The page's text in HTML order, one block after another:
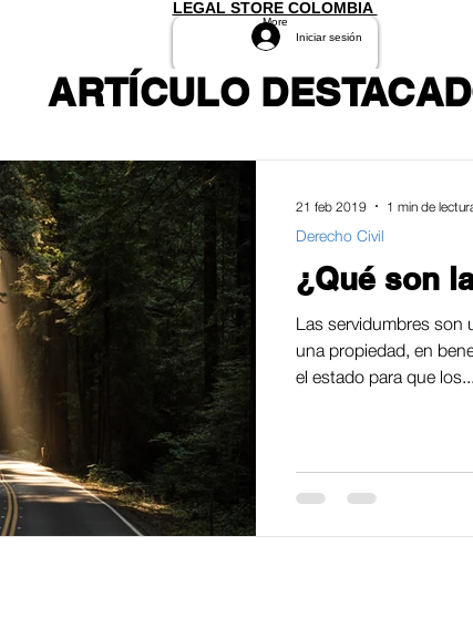
LEGAL STORE COLOMBIA
More
Iniciar sesión
ARTÍCULO
¿Qué son
Las servidumbres son
una propiedad, en
el estado para que los...
Derecho Civil
21 feb 2019 1 min de